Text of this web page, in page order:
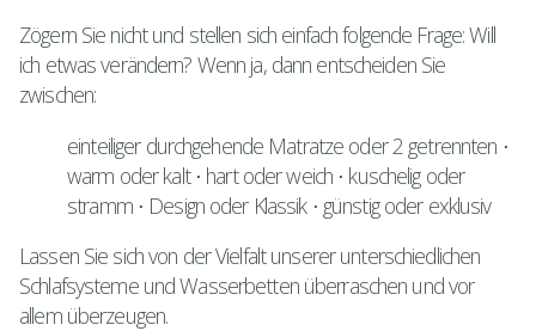
Zögern Sie nicht und stellen sich einfach folgende Frage: Will
ich etwas verändern? Wenn ja, dann entscheiden Sie
zwischen:
einteiliger durchgehende Matratze oder 2 getrennten ⋅
warm oder kalt ⋅ hart oder weich ⋅ kuschelig oder
stramm ⋅ Design oder Klassik ⋅ günstig oder exklusiv
Lassen Sie sich von der Vielfalt unserer unterschiedlichen
Schlafsysteme und Wasserbetten überraschen und vor
allem überzeugen.